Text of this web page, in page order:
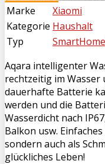
Marke
Xiaomi
Kategorie Haushalt
Typ
Aqara intelligenter
rechtzeitig im Wasser
dauerhafte Batterie
werden und die
Wasserdicht nach
Balkon usw.
sondern auch als
glückliches Leben!